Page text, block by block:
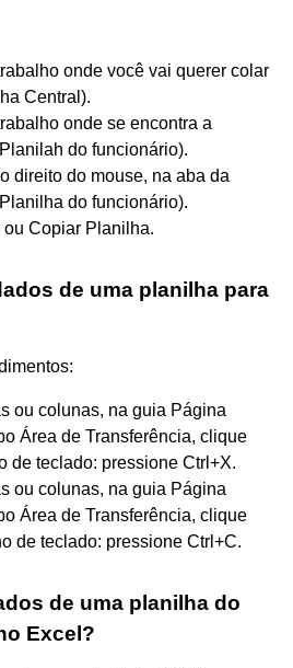
onde você vai querer colar
Central).
onde se encontra a
do funcionário).
direito do mouse, na aba da
do funcionário).
Copiar Planilha.
de uma planilha para
ou colunas, na guia Página
Área de Transferência, clique
de teclado: pressione Ctrl+X.
ou colunas, na guia Página
Área de Transferência, clique
de teclado: pressione Ctrl+C.
de uma planilha do
Excel?